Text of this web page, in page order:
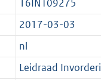
16INT09275
2017-03-03
nl
Leidraad